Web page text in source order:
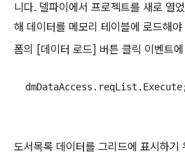
니다. 델파이에서 프로젝트를 새로 열
해 데이터를 메모리 테이블에 로드해야
폼의 [데이터 로드] 버튼 클릭 이벤트
도서목록 데이터를 그리드에 표시하기